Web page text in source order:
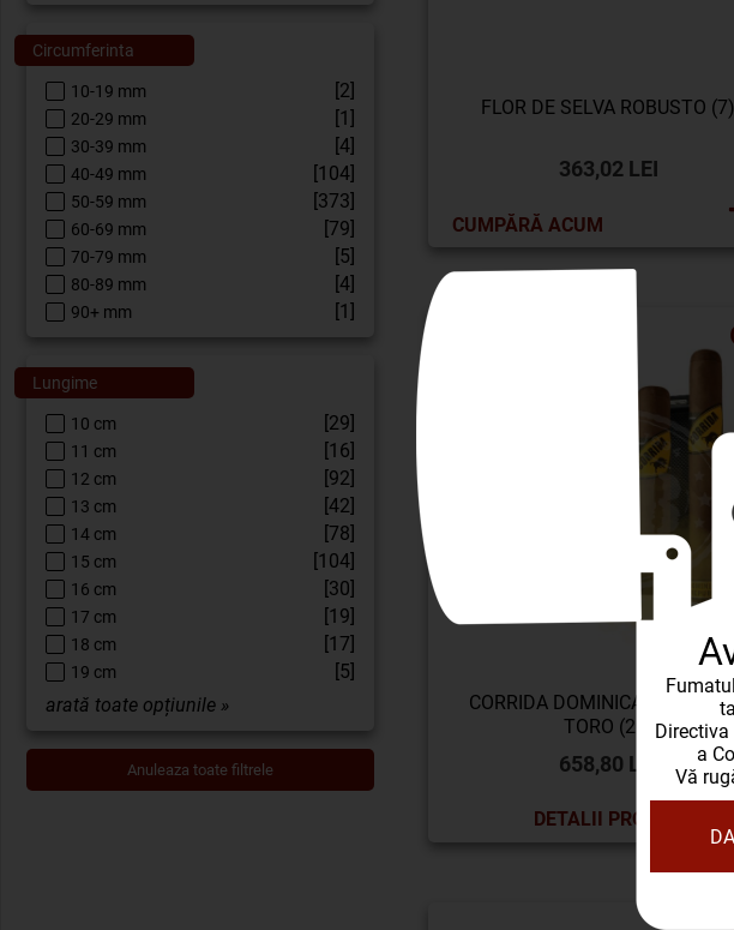
a
Vă
DA
Circumferinta
10-19 mm [2]
20-29 mm [1]
30-39 mm [4]
40-49 mm [104]
50-59 mm [373]
60-69 mm [79]
70-79 mm [5]
80-89 mm [4]
90+ mm [1]
Lungime
10 cm [29]
11 cm [16]
12 cm [92]
13 cm [42]
14 cm [78]
15 cm [104]
16 cm [30]
17 cm [19]
18 cm [17]
19 cm
[5]
arată toate opțiunile »
FLOR DE SELVA ROBUSTO (7)
363,02 LEI
CUMPĂRĂ ACUM
CORRIDA DOMINICAN
TORO (20)
658,80 LEI
DETALII PRODUS